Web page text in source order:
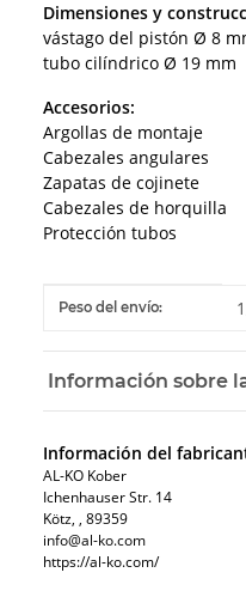
Dimensiones y
vástago del pistón Ø 8
tubo cilíndrico Ø 19 mm
Accesorios:
Argollas de montaje
Cabezales angulares
Zapatas de cojinete
Cabezales de horquilla
Protección tubos
Peso del envío:
Información sobre
Información del
AL-KO Kober
Ichenhauser Str. 14
Kötz, , 89359
info@al-ko.com
https://al-ko.com/